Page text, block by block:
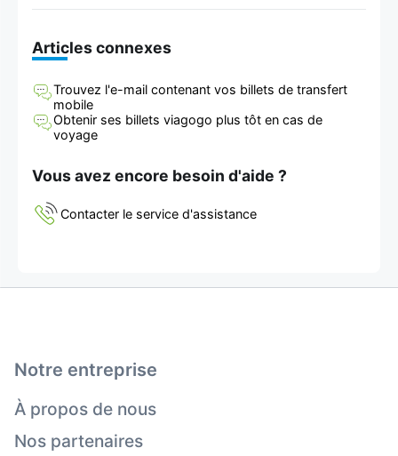
Articles connexes
Trouvez l'e-mail contenant vos billets de transfert
mobile
Obtenir ses billets viagogo plus tôt en cas de
voyage
Vous avez encore besoin d'aide ?
Contacter le service d'assistance
Notre entreprise
À propos de nous
Nos partenaires